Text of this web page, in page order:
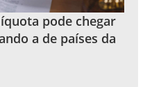
pode chegar
a de países da